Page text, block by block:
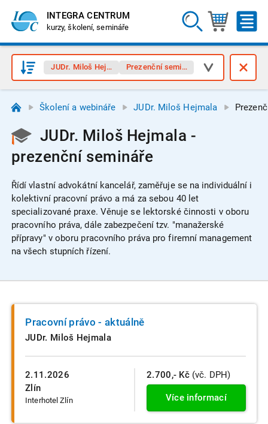
INTEGRA CENTRUM
kurzy, školení, semináře
JUDr. Miloš Hejmala Prezenční semináře
Školení a webináře JUDr. Miloš Hejmala
JUDr. Miloš Hejmala -
prezenční semináře
Řídí vlastní advokátní kancelář, zaměřuje se na individuální i
kolektivní pracovní právo a má za sebou 40 let
specializované praxe. Věnuje se lektorské činnosti v oboru
pracovního práva, dále zabezpečení tzv. "manažerské
přípravy" v oboru pracovního práva pro firemní management
na všech stupních řízení.
2.11.2026
Zlín
Interhotel Zlín
Pracovní právo - aktuálně
JUDr. Miloš Hejmala
2.700,- Kč (vč. DPH)
Více informací